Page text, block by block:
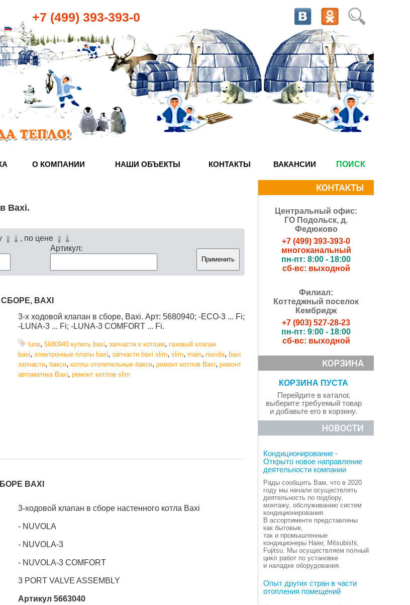
+7 (499) 393-393-0
О КОМПАНИИ НАШИ ОБЪЕКТЫ КОНТАКТЫ ВАКАНСИИ ПОИСК
Baxi.
, по цене
Артикул:
BAXI
3-х ходовой клапан в сборе, Baxi. Арт: 5680940; -ECO-3 ... Fi;
-LUNA-3 ... Fi; -LUNA-3 COMFORT ... Fi.
luna, 5680940 купить baxi, запчасти к котлам, газовый клапан
baxi, электронные платы baxi, запчасти baxi slim, slim, main, nuvola, baxi
запчасти, бакси, котлы отопительные бакси, ремонт котлов Baxi, ремонт
автоматика Baxi, ремонт котлов slim
BAXI
3-ходовой клапан в сборе настенного котла Baxi
- NUVOLA
- NUVOLA-3
- NUVOLA-3 COMFORT
3 PORT VALVE ASSEMBLY
Артикул 5663040
Центральный офис:
ГО Подольск, д.
Федюково
+7 (499) 393-393-0
многоканальный
пн-пт: 8:00 - 18:00
сб-вс: выходной
Филиал:
Коттеджный поселок
Кембридж
+7 (903) 527-28-23
пн-пт: 9:00 - 18:00
сб-вс: выходной
КОРЗИНА ПУСТА
Перейдите в каталог,
выберите требуемый товар
и добавьте его в корзину.
Кондиционирование -
Открыто новое направление
деятельности компании
Рады сообщить Вам, что в 2020
году мы начали осуществлять
деятельность по подбору,
монтажу, обслуживанию систем
кондиционирования.
В ассортименте представлены
как бытовые,
так и промышленные
кондиционеры Haier, Mitsubishi,
Fujitsu. Мы осуществляем полный
цикл работ по установке
и наладке оборудования.
Опыт других стран в части
отопления помещений